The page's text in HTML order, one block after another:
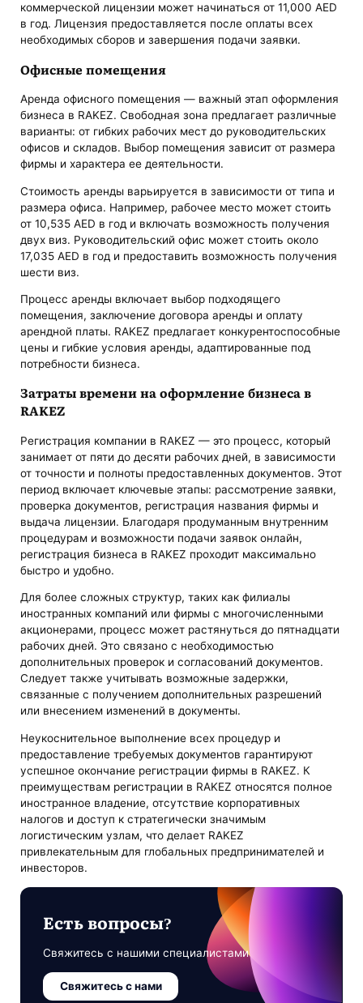
коммерческой лицензии может начинаться от 11,000 AED
в год. Лицензия предоставляется после оплаты всех
необходимых сборов и завершения подачи заявки.
Офисные помещения
Аренда офисного помещения — важный этап оформления
бизнеса в RAKEZ. Свободная зона предлагает различные
варианты: от гибких рабочих мест до руководительских
офисов и складов. Выбор помещения зависит от размера
фирмы и характера ее деятельности.
Стоимость аренды варьируется в зависимости от типа и
размера офиса. Например, рабочее место может стоить
от 10,535 AED в год и включать возможность получения
двух виз. Руководительский офис может стоить около
17,035 AED в год и предоставить возможность получения
шести виз.
Процесс аренды включает выбор подходящего
помещения, заключение договора аренды и оплату
арендной платы. RAKEZ предлагает конкурентоспособные
цены и гибкие условия аренды, адаптированные под
потребности бизнеса.
Затраты времени на оформление бизнеса в
RAKEZ
Регистрация компании в RAKEZ — это процесс, который
занимает от пяти до десяти рабочих дней, в зависимости
от точности и полноты предоставленных документов. Этот
период включает ключевые этапы: рассмотрение заявки,
проверка документов, регистрация названия фирмы и
выдача лицензии. Благодаря продуманным внутренним
процедурам и возможности подачи заявок онлайн,
регистрация бизнеса в RAKEZ проходит максимально
быстро и удобно.
Для более сложных структур, таких как филиалы
иностранных компаний или фирмы с многочисленными
акционерами, процесс может растянуться до пятнадцати
рабочих дней. Это связано с необходимостью
дополнительных проверок и согласований документов.
Следует также учитывать возможные задержки,
связанные с получением дополнительных разрешений
или внесением изменений в документы.
Неукоснительное выполнение всех процедур и
предоставление требуемых документов гарантируют
успешное окончание регистрации фирмы в RAKEZ. К
преимуществам регистрации в RAKEZ относятся полное
иностранное владение, отсутствие корпоративных
налогов и доступ к стратегически значимым
логистическим узлам, что делает RAKEZ
привлекательным для глобальных предпринимателей и
инвесторов.
Есть вопросы?
Свяжитесь с нашими специалистами
Свяжитесь с нами